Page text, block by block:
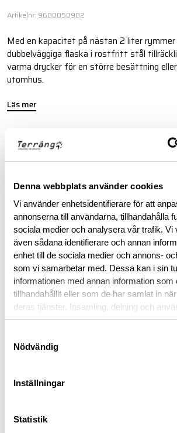
Denna webbplats använder cookies
Vi använder enhetsidentifierare för att
annonserna till användarna, tillhandahålla
sociala medier och analysera vår trafik. Vi
även sådana identifierare och annan
enhet till de sociala medier och annons-
som vi samarbetar med. Dessa kan i sin
informationen med annan information som
tillhandahållit eller som de har samlat in
deras tjänster. Insamling, delning och
personuppgifter kan användas för
Nödvändig
Inställningar
Statistik
Artikelnr: 9600050902
Med en kapacitet på nästan 2 liter rymmer
dubbelväggiga flaska i rostfritt stål
varma drycker för en större besättning
utomhus.
Läs mer
FINNS I FÖLJANDE FÄRGER
BESKRIVNING
SPECIFIKATIONER
OM VARUMÄRKET